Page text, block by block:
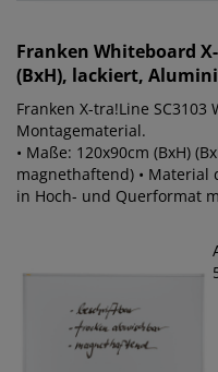
Franken Whiteboard
(BxH), lackiert,
Franken X-tra!Line
Montagematerial.
• Maße: 120x90cm (BxH)
magnethaftend) • Material
in Hoch- und Querformat